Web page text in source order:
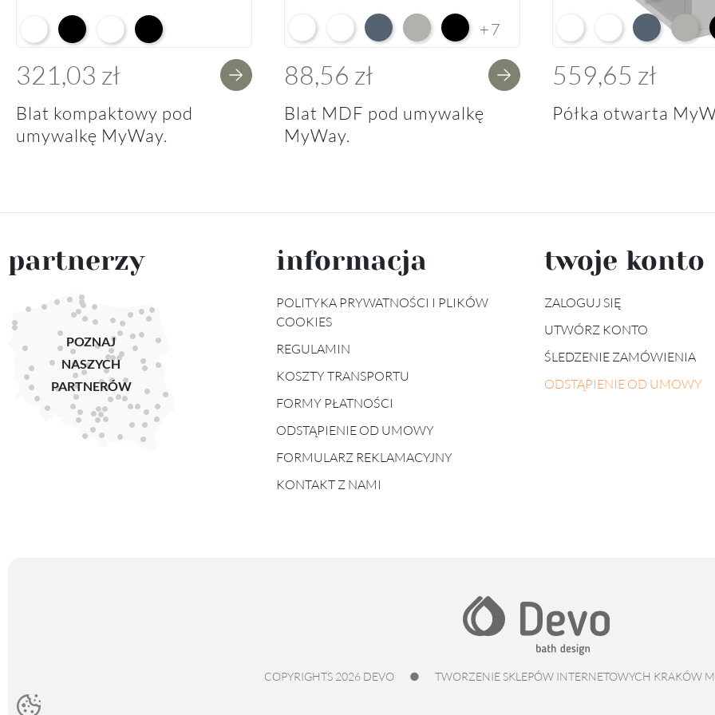
Alpine White K02
Black K16Alpine White Struktura K37
K14 Soft Black
321,03 zł
Blat kompaktowy pod
umywalkę MyWay.
Arctic White HG F01
Premium White Supermatt F83
Perfect Touch Parisian Blue F103
Perfect Touch Stahlgrau F105
Czarny Mat Orchidea Nera F56
+7
88,56 zł
Blat MDF pod umywalkę
MyWay.
Arctic White L04Premium White
Perfect Touch
559,65 zł
Półka otwarta
partnerzy
POZNAJ
NASZYCH
PARTNERÓW
informacja
POLITYKA PRYWATNOŚCI I PLIKÓW
COOKIES
REGULAMIN
KOSZTY TRANSPORTU
FORMY PŁATNOŚCI
ODSTĄPIENIE OD UMOWY
FORMULARZ REKLAMACYJNY
KONTAKT Z NAMI
twoje konto
ZALOGUJ SIĘ
UTWÓRZ KONTO
ŚLEDZENIE ZAMÓWIENIA
ODSTĄPIENIE OD UMOWY
COPYRIGHTS 2026 DEVO ● TWORZENIE SKLEPÓW INTERNETOWYCH KRAKÓW